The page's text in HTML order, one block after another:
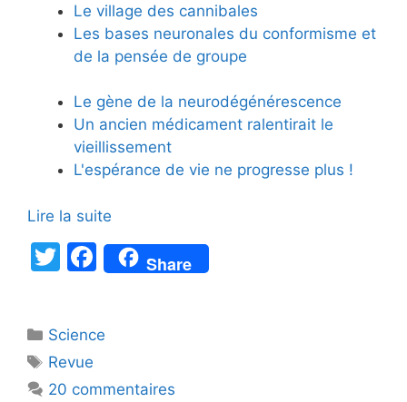
Le village des cannibales
Les bases neuronales du conformisme et
de la pensée de groupe
Le gène de la neurodégénérescence
Un ancien médicament ralentirait le
vieillissement
L'espérance de vie ne progresse plus !
Lire la suite
T
er
F
a
e
Share
Catégories
Science
Étiquettes
Revue
20 commentaires